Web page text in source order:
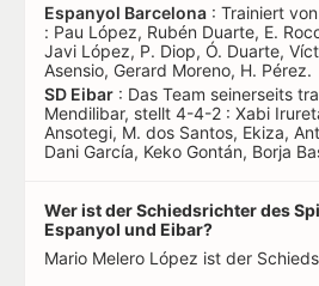
Espanyol Barcelona : Trainiert
: Pau López, Rubén Duarte, E.
Javi López, P. Diop, Ó. Duarte,
Asensio, Gerard Moreno, H. Pérez.
SD Eibar : Das Team seinerseits
Mendilibar, stellt 4-4-2 : Xabi
Ansotegi, M. dos Santos, Ekiza,
Dani García, Keko Gontán, Borja
Wer ist der Schiedsrichter des
Espanyol und Eibar?
Mario Melero López ist der